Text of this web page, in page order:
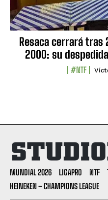
Resaca cerrará tras
2000: su
#NTF
MUNDIAL 2026 LIGAPRO NTF
HEINEKEN – CHAMPIONS LEAGUE